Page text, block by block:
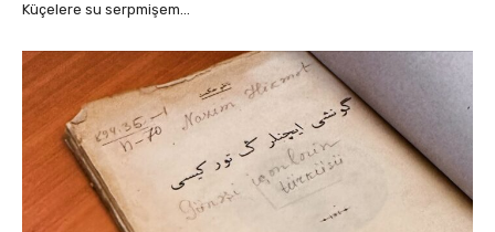
Küçelere su serpmişem…